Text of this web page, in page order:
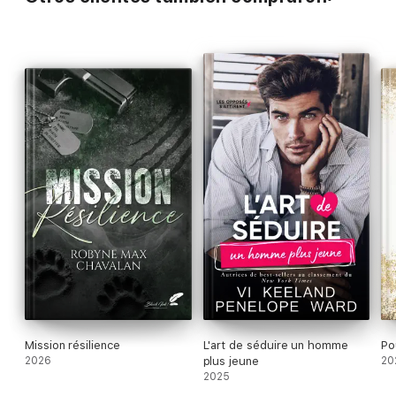
Mission résilience
2026
L'art de séduire un homme
plus jeune
2025